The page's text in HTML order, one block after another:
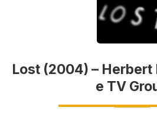
Lost (2004) –
e TV